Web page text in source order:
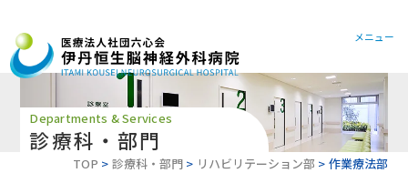
072-
メニュー
Departments & Services
診療科・部門
TOP 診療科・部門 リハビリテーション部
作業療法部